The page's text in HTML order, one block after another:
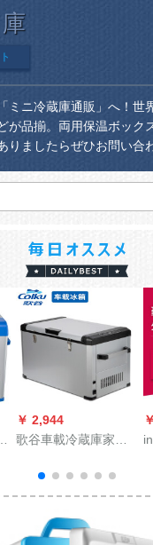
ミニ冷蔵庫通販」へ！世
が品揃。両用保温ボック
りましたらぜひお問い合
￥ 2,944
歌谷車載冷蔵庫家兼
蔵庫60 L大型大容量
車載冷蔵庫野外野外
野外野外野外野外ピ
ク釣りドリップDC-